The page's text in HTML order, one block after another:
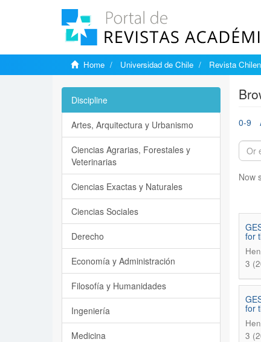
Home Universidad de Chile Revista
0-9
Now
for
3
for
3
Discipline
Artes, Arquitectura y Urbanismo
Ciencias Agrarias, Forestales y
Veterinarias
Ciencias Exactas y Naturales
Ciencias Sociales
Derecho
Economía y Administración
Filosofía y Humanidades
Ingeniería
Medicina